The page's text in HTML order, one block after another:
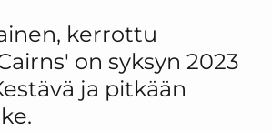
kerrottu
on syksyn 2023
ja pitkään